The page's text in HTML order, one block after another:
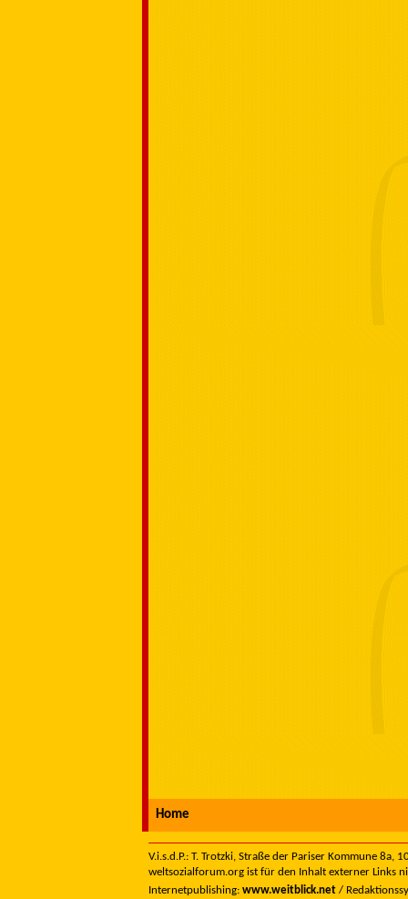
Home
V.i.s.d.P.: T. Trotzki, Straße der Pariser Kommune
weltsozialforum.org ist für den Inhalt externer Links
Internetpublishing: www.weitblick.net /